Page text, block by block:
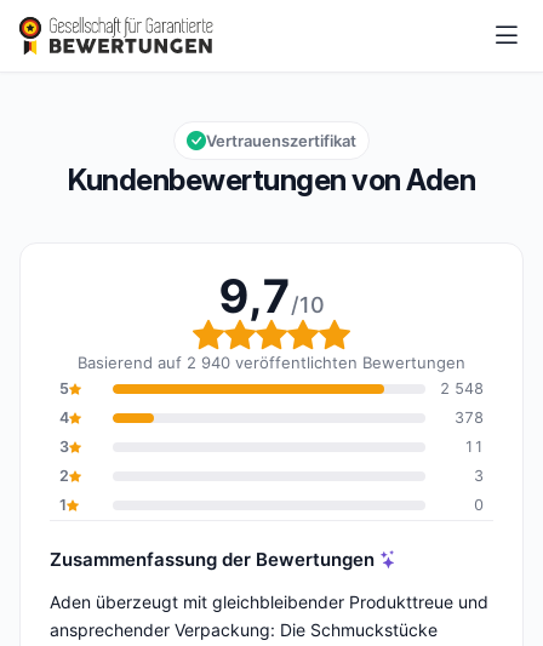
Aden
Gesamtbewertung: 9,7 von 10
9,7/10
Kundenbewertungen von Aden
Vertrauenszertifikat
9,7/10
Gesamtbewertung: 9,7
Basierend auf 2 940 veröffentlichten Bewertungen
5
2 548
4
378
3
11
2
3
1
0
Zusammenfassung der Bewertungen
Aden überzeugt mit gleichbleibender Produkttreue und
ansprechender Verpackung: Die Schmuckstücke